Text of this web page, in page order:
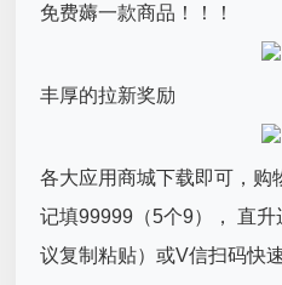
免费薅一款商品！！！
丰厚的拉新奖励
各大应用商城下载即可，购
记填99999（5个9）， 直
议复制粘贴）或V信扫码快